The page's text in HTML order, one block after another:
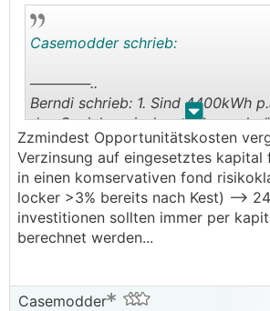
. .
Casemodder schrieb:
──────..
Berndi schrieb: 1. Sind 4400kWh
den Speicher zischen sollen, sehr
───────────────
Das ist dem E-Auto geschuldet.
haben wir einen relativ hohen
14.000kWh und von Mai bis
ich das E-Auto so gut es geht nur
auf ein paar Zyklen.
Zzmindest Opportunitätskosten
Verzinsung auf eingesetztes
in einen komservativen fond
locker >3% bereits nach Kest) -->
investitionen sollten immer per
berechnet werden...
Casemodder